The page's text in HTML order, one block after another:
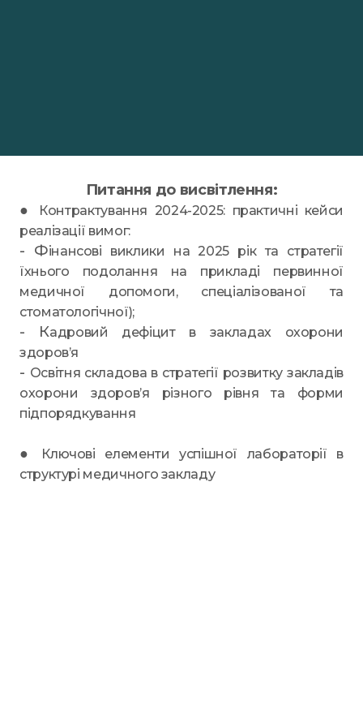
Питання до висвітлення:
●
Контрактування 2024-2025: практичні кейси
реалізації вимог:
- Фінансові виклики на 2025 рік та стратегії
їхнього подолання на прикладі первинної
медичної допомоги, спеціалізованої та
стоматологічної);
- Кадровий дефіцит в закладах охорони
здоров’я
- Освітня складова в стратегії розвитку закладів
охорони здоров’я різного рівня та форми
підпорядкування
●
Ключові елементи успішної лабораторії в
структурі медичного закладу